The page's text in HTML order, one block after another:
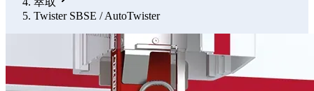
Twister SBSE / AutoTwister